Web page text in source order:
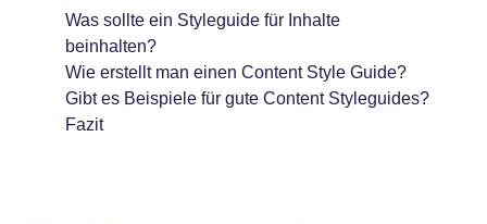
Was sollte ein Styleguide für Inhalte
beinhalten?
Wie erstellt man einen Content Style Guide?
Gibt es Beispiele für gute Content Styleguides?
Fazit